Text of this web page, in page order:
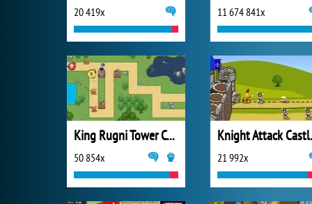
20 419x 11 674 841x
King Rugni Tower Conquest
50 854x 21 992x